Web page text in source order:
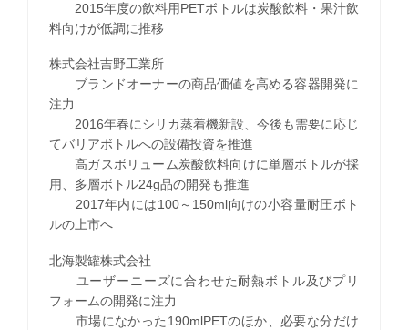
2015年度の飲料用PETボトルは炭酸飲料・果汁飲
料向けが低調に推移
株式会社吉野工業所
ブランドオーナーの商品価値を高める容器開発に
注力
2016年春にシリカ蒸着機新設、今後も需要に応じ
てバリアボトルへの設備投資を推進
高ガスボリューム炭酸飲料向けに単層ボトルが採
用、多層ボトル24g品の開発も推進
2017年内には100～150ml向けの小容量耐圧ボト
ルの上市へ
北海製罐株式会社
ユーザーニーズに合わせた耐熱ボトル及びプリ
フォームの開発に注力
市場になかった190mlPETのほか、必要な分だけ